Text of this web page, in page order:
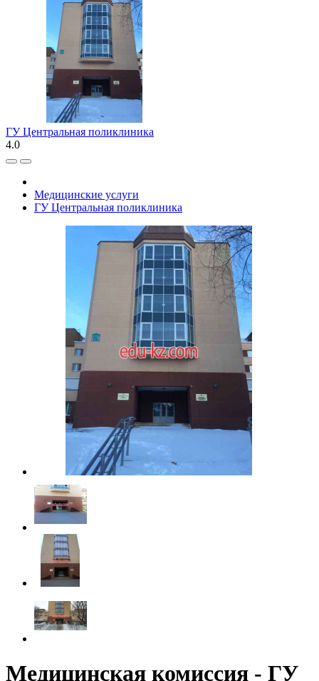
ГУ Центральная поликлиника
4.0
Медицинские услуги
ГУ Центральная поликлиника
Медицинская комиссия - ГУ